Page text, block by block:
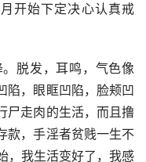
开始下定决心认真戒
脱发，耳鸣，气色像
陷，眼眶凹陷，脸颊凹
尸走肉的生活，而且撸
款，手淫者贫贱一生不
，我生活变好了，我感